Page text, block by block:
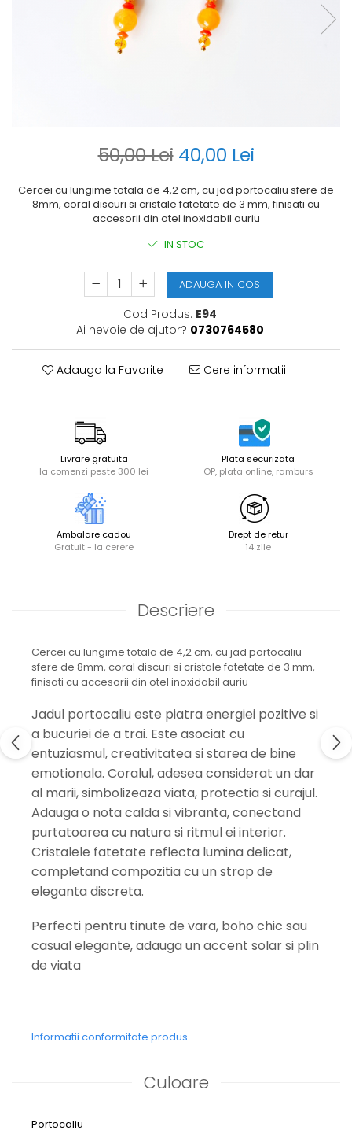
50,00 Lei 40,00 Lei
Cercei cu lungime totala de 4,2 cm, cu jad portocaliu sfere de
8mm, coral discuri si cristale fatetate de 3 mm, finisati cu
accesorii din otel inoxidabil auriu
IN STOC
ADAUGA IN COS
Cod Produs: E94
Ai nevoie de ajutor? 0730764580
Adauga la Favorite Cere informatii
Livrare gratuita
la comenzi peste 300 lei
Plata securizata
OP, plata online, ramburs
Ambalare cadou
Gratuit - la cerere
Drept de retur
14 zile
Descriere
Cercei cu lungime totala de 4,2 cm, cu jad portocaliu
sfere de 8mm, coral discuri si cristale fatetate de 3 mm,
finisati cu accesorii din otel inoxidabil auriu
Jadul portocaliu este piatra energiei pozitive si
a bucuriei de a trai. Este asociat cu
entuziasmul, creativitatea si starea de bine
emotionala. Coralul, adesea considerat un dar
al marii, simbolizeaza viata, protectia si curajul.
Adauga o nota calda si vibranta, conectand
purtatoarea cu natura si ritmul ei interior.
Cristalele fatetate reflecta lumina delicat,
completand compozitia cu un strop de
eleganta discreta.
Perfecti pentru tinute de vara, boho chic sau
casual elegante, adauga un accent solar si plin
de viata
Informatii conformitate produs
Culoare
Portocaliu